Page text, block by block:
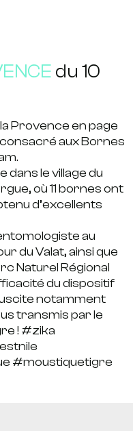
du 10
Provence en page
aux Bornes
dans le village du
où 11 bornes ont
d’excellents
au
du Valat, ainsi que
Naturel Régional
du dispositif
notamment
transmis par le
! #zika
#moustiquetigre